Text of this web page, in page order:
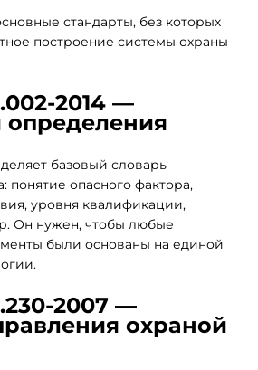
стандарты, без которых
построение системы охраны
2014 —
базовый словарь
понятие опасного фактора,
уровня квалификации,
Он нужен, чтобы любые
были основаны на единой
2007 —
охраной